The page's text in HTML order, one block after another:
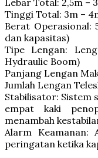
Lebar Total: 2,5m –
Tinggi Total: 3m –
Berat Operasional:
dan kapasitas)
Tipe Lengan:
Hydraulic Boom)
Panjang Lengan
Jumlah Lengan
Stabilisator: Sistem
empat kaki
menambah
Alarm Keamanan:
peringatan ketika